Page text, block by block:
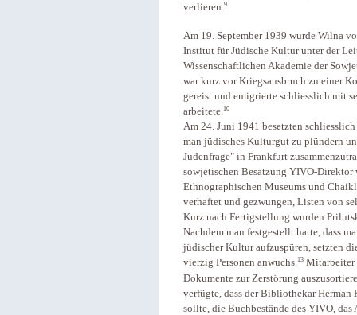
verlieren.9
Am 19. September 1939 wurde Wilna
Institut für Jüdische Kultur unter der
Wissenschaftlichen Akademie der
war kurz vor Kriegsausbruch zu einer
gereist und emigrierte schliesslich mit
arbeitete.10
Am 24. Juni 1941 besetzten
man jüdisches Kulturgut zu plündern
Judenfrage" in Frankfurt
sowjetischen Besatzung YIVO-
Ethnographischen Museums und
verhaftet und gezwungen, Listen von
Kurz nach Fertigstellung wurden
Nachdem man festgestellt hatte, dass
jüdischer Kultur aufzuspüren, setzten
vierzig Personen anwuchs.13 Mitarbeiter
Dokumente zur Zerstörung
verfügte, dass der Bibliothekar Herman
sollte, die Buchbestände des YIVO,